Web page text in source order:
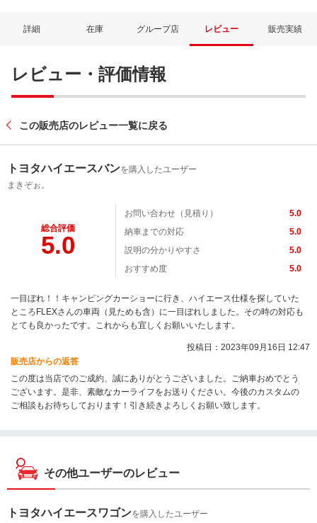
詳細 在庫 グループ店 レビュー 販売実績
レビュー・評価情報
この販売店のレビュー一覧に戻る
トヨタハイエースバンを購入したユーザー
まきぞぉ。
総合評価
5.0
お問い合わせ（見積り）
5.0
納車までの対応
5.0
説明の分かりやすさ
5.0
おすすめ度
5.0
一目ぼれ！！キャンピングカーショーに行き、ハイエース仕様を探していた
ところFLEXさんの車両（見ためも含）に一目ぼれしました。その時の対応も
とても良かったです。これからも宜しくお願いいたします。
投稿日：2023年09月16日 12:47
販売店からの返答
この度は当店でのご成約、誠にありがとうございました。ご納車おめでとう
ございます。是非、素敵なカーライフをお送りください。今後のカスタムの
ご相談もお待ちしております！引き続きよろしくお願い致します。
その他ユーザーのレビュー
トヨタハイエースワゴンを購入したユーザー